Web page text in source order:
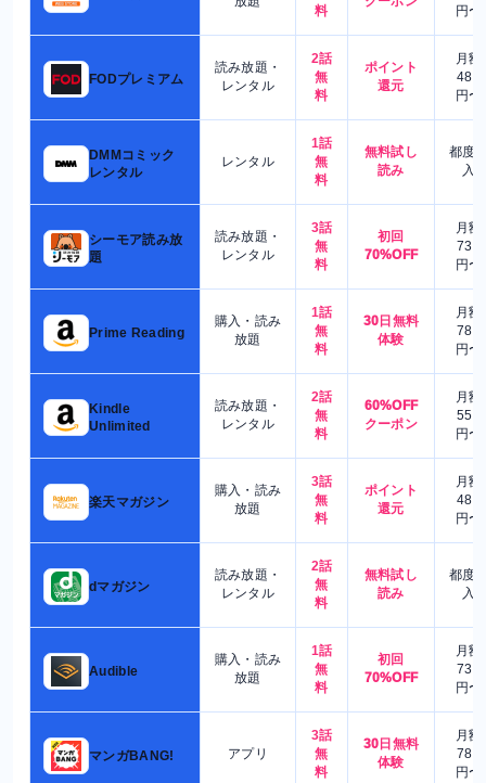
料 円〜
FODプレミアム
読み放題・
レンタル
2話
無
料
ポイント
還元
月額
480
円〜
DMMコミック
レンタル
レンタル
1話
無
料
無料試し
読み
都度
入
シーモア読み放
題
読み放題・
レンタル
3話
無
料
初回
70%OFF
月額
730
円〜
Prime Reading
購入・読み
放題
1話
無
料
30日無料
体験
月額
780
円〜
Kindle
Unlimited
読み放題・
レンタル
2話
無
料
60%OFF
クーポン
月額
550
円〜
楽天マガジン
購入・読み
放題
3話
無
料
ポイント
還元
月額
480
円〜
dマガジン
読み放題・
レンタル
2話
無
料
無料試し
読み
都度
入
Audible
購入・読み
放題
1話
無
料
初回
70%OFF
月額
730
円〜
マンガBANG! アプリ
3話
無
料
30日無料
体験
月額
780
円〜